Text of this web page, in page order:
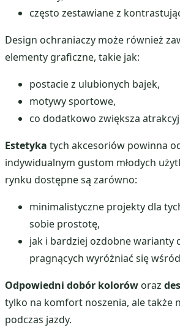
często zestawiane z
Design ochraniaczy może również
elementy graficzne, takie jak:
postacie z ulubionych bajek,
motywy sportowe,
co dodatkowo zwiększa
Estetyka tych akcesoriów powinna
indywidualnym gustom młodych
rynku dostępne są zarówno:
minimalistyczne projekty dla
sobie prostotę,
jak i bardziej ozdobne warianty
pragnących wyróżniać się
Odpowiedni dobór kolorów oraz
tylko na komfort noszenia, ale także
podczas jazdy.